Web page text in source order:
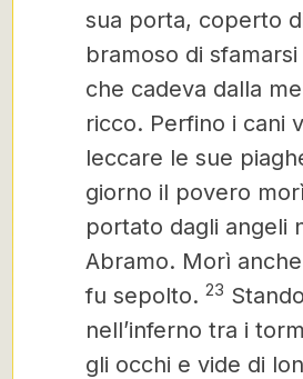
sua porta, coperto
bramoso di
che cadeva dalla
ricco. Perfino i cani
leccare le sue
giorno il povero
portato dagli angeli
Abramo. Morì
fu sepolto. 23 Stando
nell’inferno tra i
gli occhi e vide di